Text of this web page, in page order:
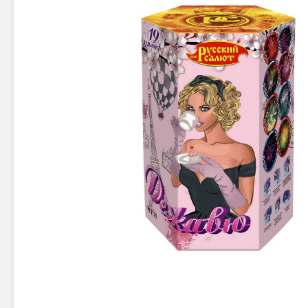
Фейерверки на свадьбу
Маленькие фейерверки
Петарды
Терочные
Лимонки,
Корсары
Бабочки,
Жуки